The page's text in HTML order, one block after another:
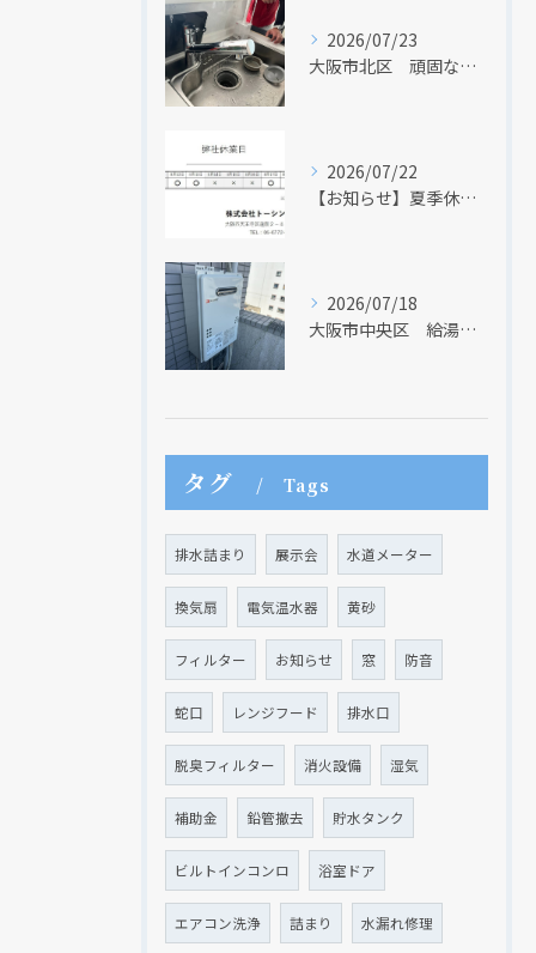
2026/07/23
大阪市北区 頑固な水アカはなかなか取れない・・・
2026/07/22
【お知らせ】夏季休業日のお知らせ【２０２６年】
2026/07/18
大阪市中央区 給湯器のリモコンが無くても、リモコンを設置する方法はあります
タグ Tags
排水詰まり 展示会 水道メーター
換気扇 電気温水器 黄砂
フィルター お知らせ 窓 防音
蛇口 レンジフード 排水口
脱臭フィルター 消火設備 湿気
補助金 鉛管撤去 貯水タンク
ビルトインコンロ 浴室ドア
エアコン洗浄 詰まり 水漏れ修理